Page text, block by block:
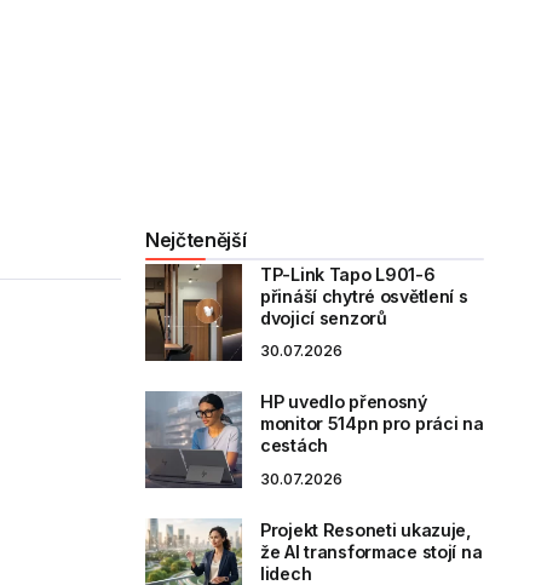
Nejčtenější
TP-Link Tapo L901-6
přináší chytré osvětlení s
dvojicí senzorů
30.07.2026
HP uvedlo přenosný
monitor 514pn pro práci na
cestách
30.07.2026
Projekt Resoneti ukazuje,
že AI transformace stojí na
lidech